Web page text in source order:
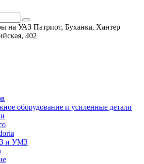
на УАЗ Патриот, Буханка, Хантер
402
оборудование и усиленные детали
и УМЗ